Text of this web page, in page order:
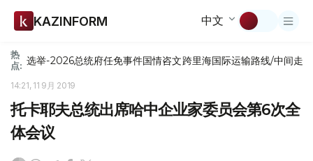
KAZINFORM 中文
热
点: 选举-2026总统府任免事件国情咨文跨里海国际运输路线/中间走廊
14:21, 11 9月 2019
托卡耶夫总统出席哈中企业家委员会第6次全
体会议